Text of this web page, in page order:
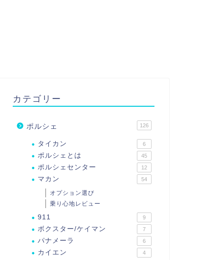
カテゴリー
ポルシェ 126
タイカン 6
ポルシェとは 45
ポルシェセンター 12
マカン 54
オプション選び
乗り心地レビュー
911 9
ボクスター/ケイマン 7
パナメーラ 6
カイエン 4